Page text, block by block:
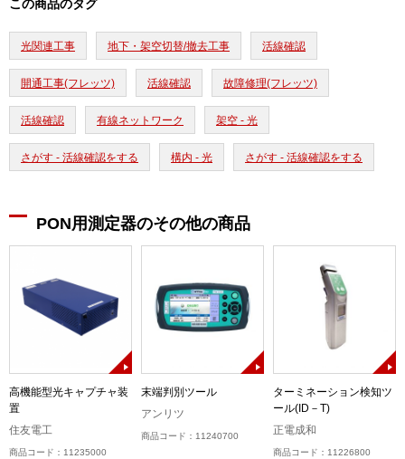
この商品のタグ
光関連工事 地下・架空切替/撤去工事 活線確認
開通工事(フレッツ) 活線確認 故障修理(フレッツ)
活線確認 有線ネットワーク 架空 - 光
さがす - 活線確認をする 構内 - 光 さがす - 活線確認をする
PON用測定器のその他の商品
高機能型光キャプチャ装
置
住友電工
商品コード：11235000
末端判別ツール
アンリツ
商品コード：11240700
ターミネーション検知ツ
ール(ID－T)
正電成和
商品コード：11226800